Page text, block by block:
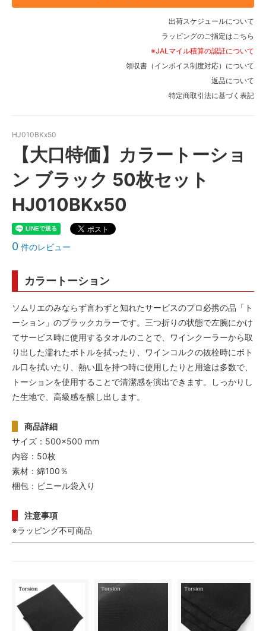
出荷スケジュールについて
ラッピングのご指定はこちら
※JALマイル積算の認証について
領収書（インボイス制度対応）について
返品について
特定商取引法に基づく表記
HJ010BKx50
【大口特価】カラートーショ
ン ブラック 50枚セット
HJ010BKx50
0 件のレビュー
カラートーション
ソムリエのみならず言わずと知れたサービスのプロ必携の品「ト
ーション」のブラックカラーです。三つ折りの状態で左腕にかけ
てサービス時に使用するタオルのことで、ワインクーラーから取
り出した濡れたボトルを拭ったり、ワインコルクの抜栓時にボト
ル口を拭いたり、熱い皿を持つ時に使用したりと用途は多数で、
トーションを使用することで清潔感を演出できます。しっかりし
た生地で、高級感を醸し出します。
商品詳細
サイズ：500×500 mm
内容：50枚
素材：綿100％
梱包：ビニール袋入り
注意事項
※ラッピング不可商品